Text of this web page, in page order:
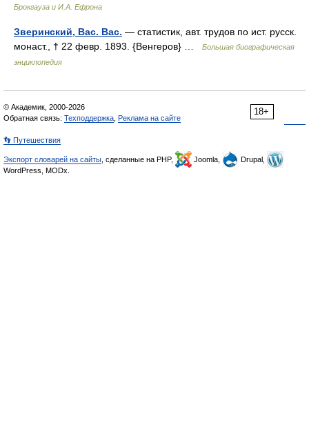
Брокгауза и И.А. Ефрона
Зверинский, Вас. Вас. — статистик, авт. трудов по ист. русск.
монаст., † 22 февр. 1893. {Венгеров} …
Большая биографическая
энциклопедия
18+
© Академик, 2000-2026
Обратная связь: Техподдержка Реклама на сайте
👣 Путешествия
Экспорт словарей на сайты , сделанные на PHP, Joomla,
Drupal,
WordPress, MODx.